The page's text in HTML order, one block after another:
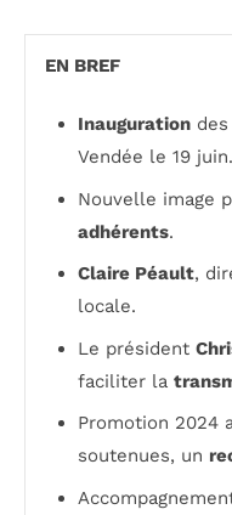
EN BREF
Inauguration
Vendée le 19 juin.
Nouvelle image
adhérents.
Claire Péault,
locale.
Le président
faciliter la
Promotion 2024
soutenues, un